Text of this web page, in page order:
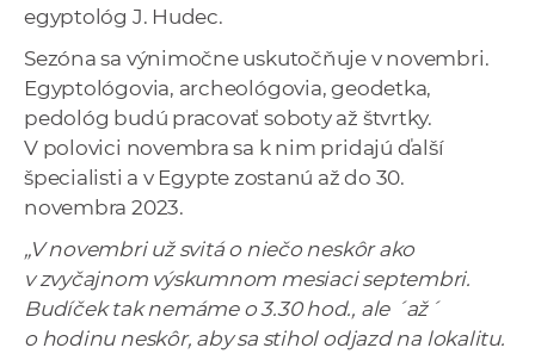
A
egyptológ J. Hudec.
Sezóna sa výnimočne uskutočňuje v novembri.
Egyptológovia, archeológovia, geodetka,
pedológ budú pracovať soboty až štvrtky.
V polovici novembra sa k nim pridajú ďalší
špecialisti a v Egypte zostanú až do 30.
novembra 2023.
„V novembri už svitá o niečo neskôr ako
v zvyčajnom výskumnom mesiaci septembri.
Budíček tak nemáme o 3.30 hod., ale ´až´
o hodinu neskôr, aby sa stihol odjazd na lokalitu.